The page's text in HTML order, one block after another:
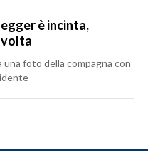
è incinta,
volta
foto della compagna con